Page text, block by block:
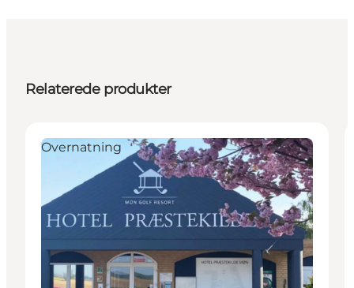
Relaterede produkter
Overnatning